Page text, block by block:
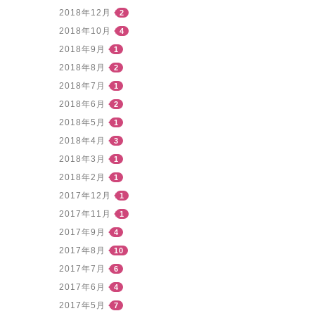
2018年12月 2
2018年10月 4
2018年9月 1
2018年8月 2
2018年7月 1
2018年6月 2
2018年5月 1
2018年4月 3
2018年3月 1
2018年2月 1
2017年12月 1
2017年11月 1
2017年9月 4
2017年8月 10
2017年7月 6
2017年6月 4
2017年5月 7